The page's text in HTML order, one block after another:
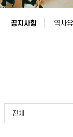
공지사항 역사
전체